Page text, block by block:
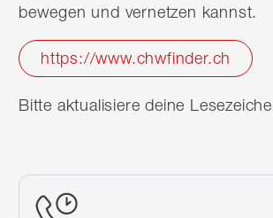
bewegen und vernetzen kannst.
https://www.chwfinder.ch
Bitte aktualisiere deine